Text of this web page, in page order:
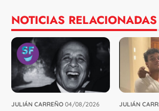
NOTICIAS RELACIONADAS
JULIÁN CARREÑO 04/08/2026 JULIÁN